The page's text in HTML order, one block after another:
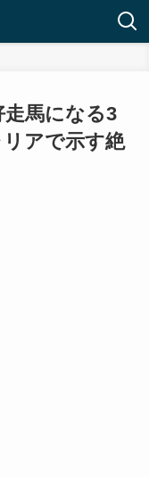
馬になる3
アで示す絶